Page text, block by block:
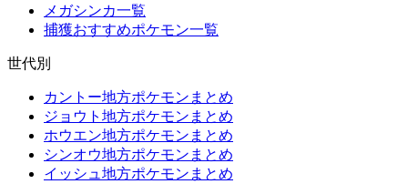
メガシンカ一覧
捕獲おすすめポケモン一覧
世代別
カントー地方ポケモンまとめ
ジョウト地方ポケモンまとめ
ホウエン地方ポケモンまとめ
シンオウ地方ポケモンまとめ
イッシュ地方ポケモンまとめ